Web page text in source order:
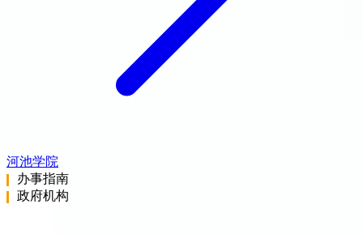
河池学院
办事指南
政府机构